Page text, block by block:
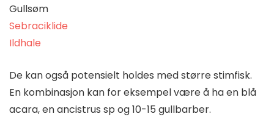
Gullsøm
Sebraciklide
Ildhale
De kan også potensielt holdes med større stimfisk.
En kombinasjon kan for eksempel være å ha en blå
acara, en ancistrus sp og 10-15 gullbarber.